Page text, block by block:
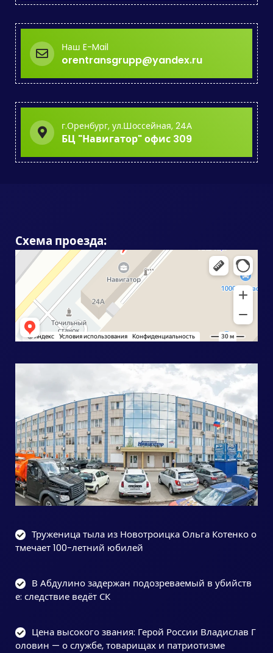
Наш E-Mail
orentransgrupp@yandex.ru
г.Оренбург, ул.Шоссейная, 24А
БЦ "Навигатор" офис 309
Схема проезда:
Труженица тыла из Новотроицка Ольга Котенко о
тмечает 100-летний юбилей
В Абдулино задержан подозреваемый в убийств
е: следствие ведёт СК
Цена высокого звания: Герой России Владислав Г
оловин — о службе, товарищах и патриотизме